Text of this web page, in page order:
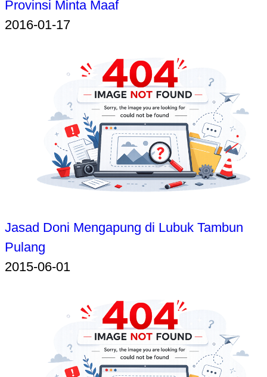
Provinsi Minta Maaf
2016-01-17
Jasad Doni Mengapung di Lubuk Tambun
Pulang
2015-06-01